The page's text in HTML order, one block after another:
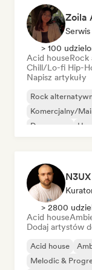
Zoila
> 100
Acid houseRock
Chill/Lo-fi Hip-
Napisz artykuły
Rock
Komercjalny/
Dream pop
N3UX
> 2800
Acid house
Dodaj artystów
Acid house
Melodic &